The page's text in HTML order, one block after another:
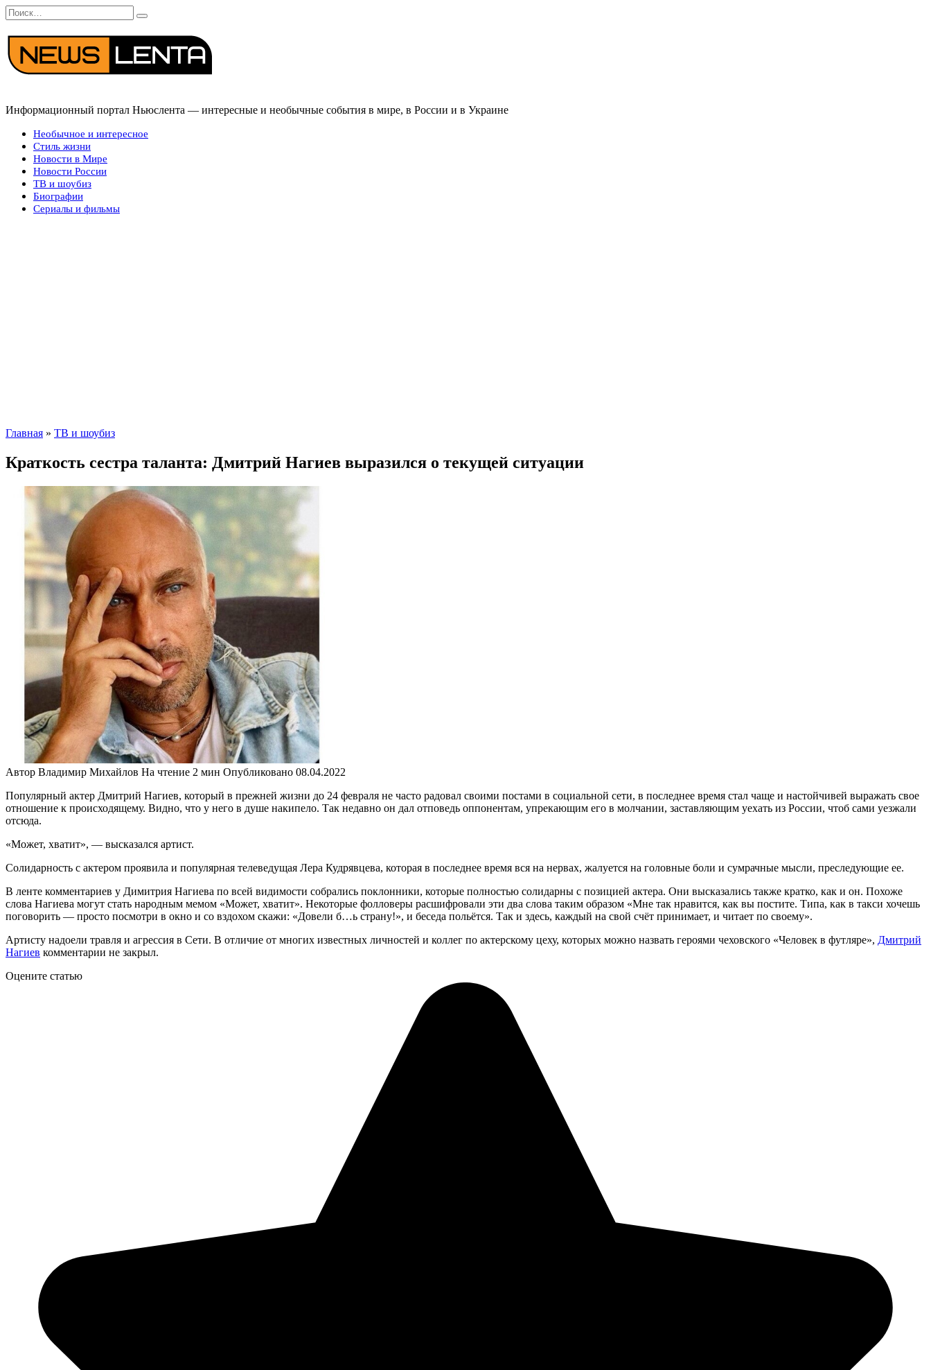
Перейти
к
содержанию
Search
for:
Информационный портал Ньюслента — интересные и необычные события в мире, в России и в Украине
Необычное и интересное
Стиль жизни
Новости в Мире
Новости России
ТВ и шоубиз
Биографии
Сериалы и фильмы
Главная » ТВ и шоубиз
Краткость сестра таланта: Дмитрий Нагиев выразился о текущей ситуации
Автор Владимир Михайлов На чтение 2 мин Опубликовано 08.04.2022
Популярный актер Дмитрий Нагиев, который в прежней жизни до 24 февраля не часто радовал своими постами в социальной сети, в последнее время стал чаще и настойчивей выражать свое
отношение к происходящему. Видно, что у него в душе накипело. Так недавно он дал отповедь оппонентам, упрекающим его в молчании, заставляющим уехать из России, чтоб сами уезжали
отсюда.
«Может, хватит», — высказался артист.
Солидарность с актером проявила и популярная телеведущая Лера Кудрявцева, которая в последнее время вся на нервах, жалуется на головные боли и сумрачные мысли, преследующие ее.
В ленте комментариев у Димитрия Нагиева по всей видимости собрались поклонники, которые полностью солидарны с позицией актера. Они высказались также кратко, как и он. Похоже
слова Нагиева могут стать народным мемом «Может, хватит». Некоторые фолловеры расшифровали эти два слова таким образом «Мне так нравится, как вы постите. Типа, как в такси хочешь
поговорить — просто посмотри в окно и со вздохом скажи: «Довели б…ь страну!», и беседа польётся. Так и здесь, каждый на свой счёт принимает, и читает по своему».
Артисту надоели травля и агрессия в Сети. В отличие от многих известных личностей и коллег по актерскому цеху, которых можно назвать героями чеховского «Человек в футляре», Дмитрий
Нагиев комментарии не закрыл.
Оцените статью